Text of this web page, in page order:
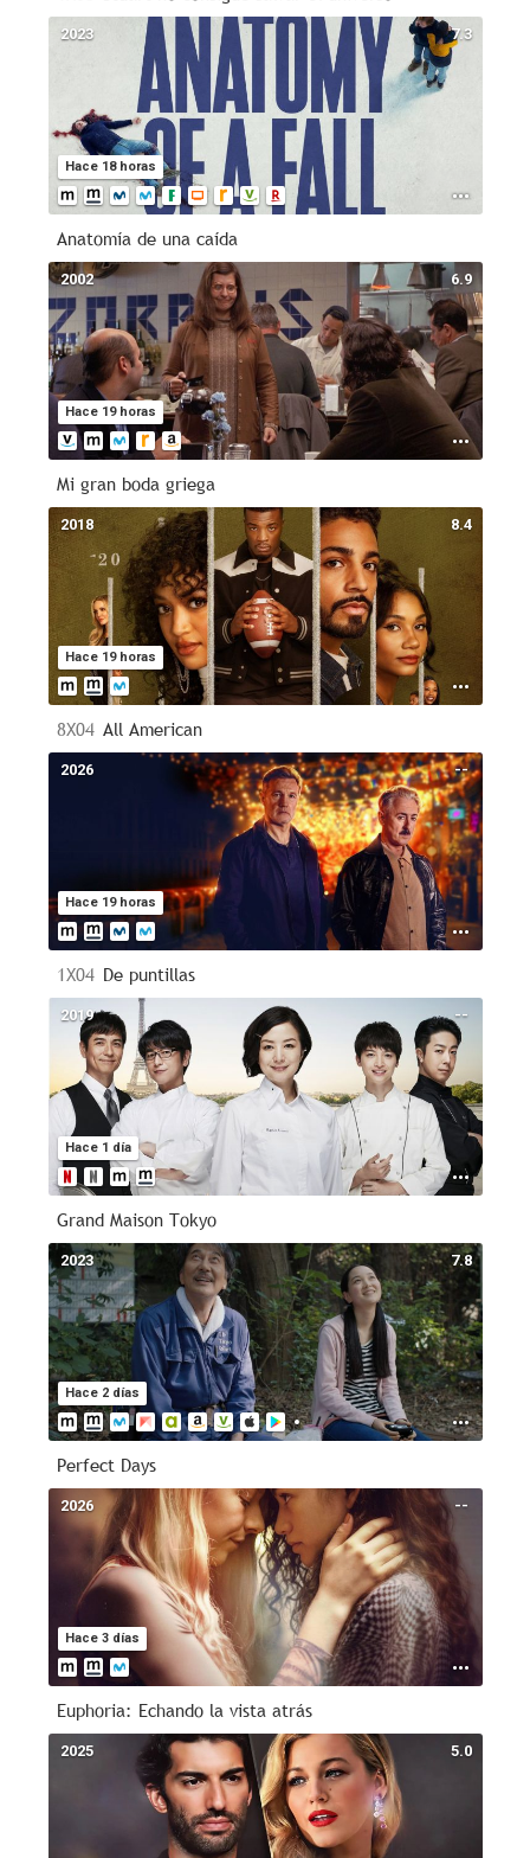
7.3
Hace 18 horas
2023
Anatomía de una caída
6.9
Hace 19 horas
2002
Mi gran boda griega
8.4
Hace 19 horas
2018
8X04 All American
--
Hace 19 horas
2026
1X04 De puntillas
--
Hace 1 día
2019
Grand Maison Tokyo
7.8
Hace 2 días
2023
Perfect Days
--
Hace 3 días
2026
Euphoria: Echando la vista atrás
5.0
2025